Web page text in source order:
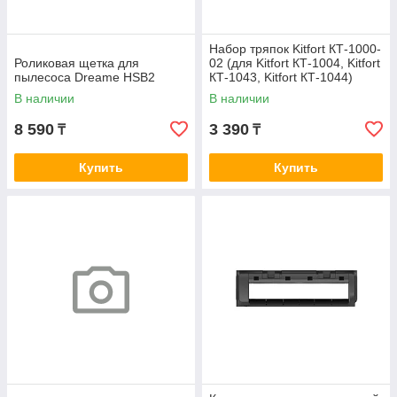
Роликовая щетка для
пылесоса Dreame HSB2
В наличии
8 590 ₸
Купить
Набор тряпок Kitfort КТ-1000-
02 (для Kitfort КТ-1004, Kitfort
КТ-1043, Kitfort КТ-1044)
В наличии
3 390 ₸
Купить